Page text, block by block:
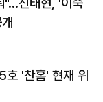
호 '찬홈' 현재 위